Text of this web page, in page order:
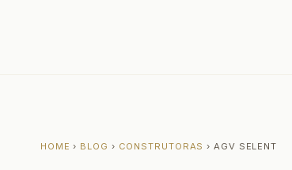
HOME › BLOG › CONSTRUTORAS › AGV SELENT